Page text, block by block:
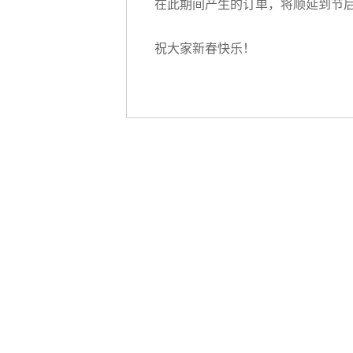
在此期间产生的订单，将顺延到节
祝大家新春快乐！